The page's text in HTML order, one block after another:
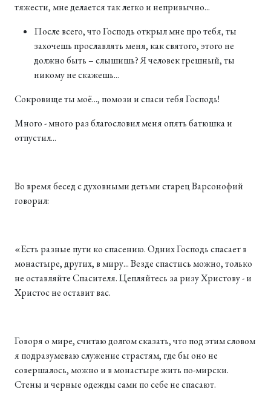
тяжести, мне делается так легко и непривычно...
После всего, что Господь открыл мне про тебя, ты
захочешь прославлять меня, как святого, этого не
должно быть – слышишь? Я человек грешный, ты
никому не скажешь...
Сокровище ты моё..., помози и спаси тебя Господь!
Много - много раз благословил меня опять батюшка и
отпустил...
Во время бесед с духовными детьми старец Варсонофий
говорил:
«Есть разные пути ко спасению. Одних Господь спасает в
монастыре, других, в миру... Везде спастись можно, только
не оставляйте Спасителя. Цепляйтесь за ризу Христову - и
Христос не оставит вас.
Говоря о мире, считаю долгом сказать, что под этим словом
я подразумеваю служение страстям, где бы оно не
совершалось, можно и в монастыре жить по-мирски.
Стены и черные одежды сами по себе не спасают.